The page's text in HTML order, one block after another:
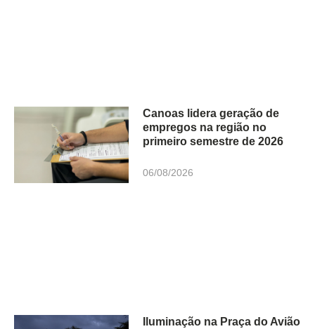
Canoas lidera geração de
empregos na região no
primeiro semestre de 2026
06/08/2026
Iluminação na Praça do Avião